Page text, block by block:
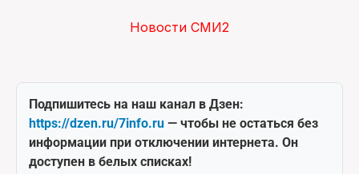
Новости СМИ2
Подпишитесь на наш канал в Дзен:
https://dzen.ru/7info.ru — чтобы не остаться без
информации при отключении интернета. Он
доступен в белых списках!